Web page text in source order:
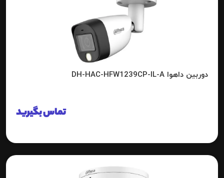
دوربین داهوا DH-HAC-HFW1239CP-IL-A
تماس بگیرید